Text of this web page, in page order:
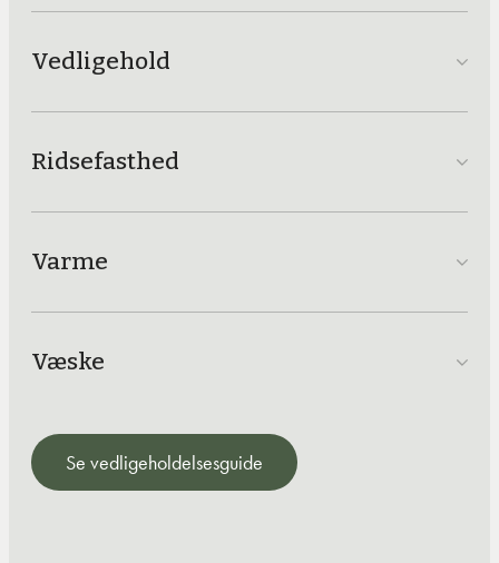
Vedligehold
Ridsefasthed
Varme
Væske
Se vedligeholdelsesguide